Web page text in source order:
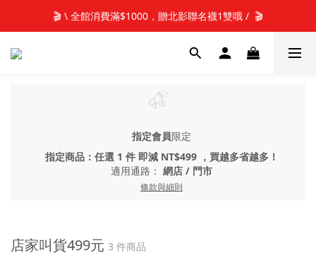
📢新加入會員 可享50元購物金元購物金(立即使用)✨
🎬 \ 全館消費滿$1000，贈北影聯名襪1雙哦 /  🎬
📢新加入會員 可享50元購物金元購物金(立即使用)✨
指定會員限定
指定商品：任選 1 件 即減 NT$499 ，買越多省越多！
適用通路： 網店 / 門市
條款與細則
店家叫貨499元 3 件商品